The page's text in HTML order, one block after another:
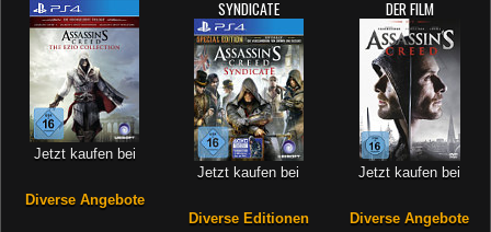
Jetzt kaufen bei
Diverse Angebote
SYNDICATE
Jetzt kaufen bei
Diverse Editionen
DER FILM
Jetzt kaufen bei
Diverse Angebote